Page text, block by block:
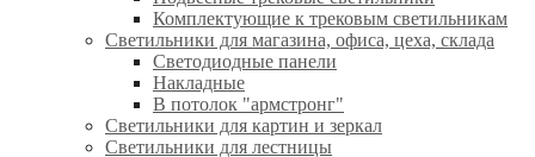
Комплектующие к трековым светильникам
Светильники для магазина, офиса, цеха, склада
Светодиодные панели
Накладные
В потолок "армстронг"
Светильники для картин и зеркал
Светильники для лестницы